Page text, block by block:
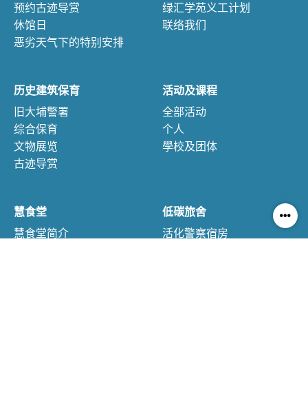
预约古迹导赏
休馆日
恶劣天气下的特别安排
绿汇学苑义工计划
联络我们
历史建筑保育
旧大埔警署
综合保育
文物展览
古迹导赏
活动及课程
全部活动
个人
學校及团体
慧食堂
慧食堂简介
低碳旅舍
活化警察宿房